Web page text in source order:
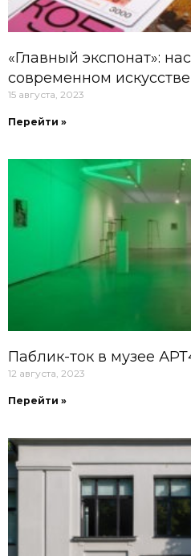
«Главный экспонат»:
современном искусстве
15 августа, 2023
Перейти »
Паблик-ток в музее
12 августа, 2023
Перейти »